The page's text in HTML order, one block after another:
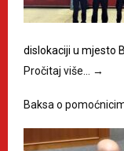
dislokaciji u mjesto
Pročitaj više…
→
Baksa o